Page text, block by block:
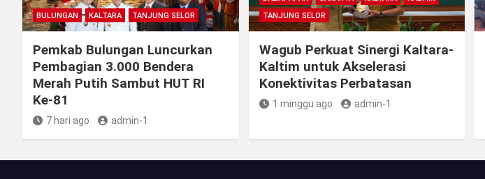
BULUNGAN KALTARA TANJUNG SELOR
Pemkab Bulungan Luncurkan
Pembagian 3.000 Bendera
Merah Putih Sambut HUT RI
Ke-81
7 hari ago admin-1
TANJUNG SELOR
Wagub Perkuat Sinergi Kaltara-
Kaltim untuk Akselerasi
Konektivitas Perbatasan
1 minggu ago admin-1